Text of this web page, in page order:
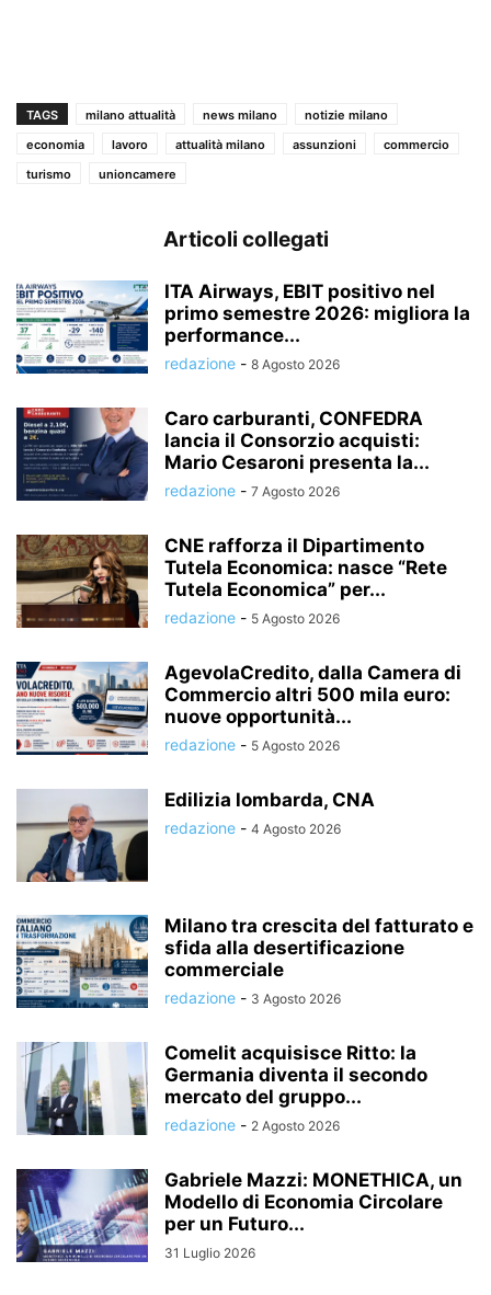
TAGS milano attualità news milano
notizie milano
economia
lavoro attualità milano assunzioni
commercio
turismo
unioncamere
Articoli collegati
ITA Airways, EBIT positivo nel
primo semestre 2026: migliora la
performance...
redazione - 8 Agosto 2026
Caro carburanti, CONFEDRA
lancia il Consorzio acquisti:
Mario Cesaroni presenta la...
redazione - 7 Agosto 2026
CNE rafforza il Dipartimento
Tutela Economica: nasce “Rete
Tutela Economica” per...
redazione - 5 Agosto 2026
AgevolaCredito, dalla Camera di
Commercio altri 500 mila euro:
nuove opportunità...
redazione - 5 Agosto 2026
Edilizia lombarda, CNA
redazione - 4 Agosto 2026
Milano tra crescita del fatturato e
sfida alla desertificazione
commerciale
redazione - 3 Agosto 2026
Comelit acquisisce Ritto: la
Germania diventa il secondo
mercato del gruppo...
redazione - 2 Agosto 2026
Gabriele Mazzi: MONETHICA, un
Modello di Economia Circolare
per un Futuro...
31 Luglio 2026